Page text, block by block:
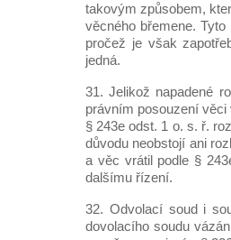
takovým způsobem,
věcného břemene.
pročež je však
jedná.
31. Jelikož napadené
právním posouzení
§ 243e odst. 1 o. s. ř.
důvodu neobstojí ani
a věc vrátil podle §
dalšímu řízení.
32. Odvolací soud i
dovolacího soudu